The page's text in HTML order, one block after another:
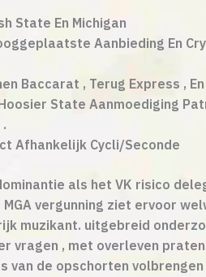
State En Michigan
Aanbieding En
Baccarat , Terug Express ,
State Aanmoediging
Afhankelijk Cycli/Seconde
als het VK risico
vergunning ziet ervoor
muzikant. uitgebreid
vragen , met overleven
de opschorten